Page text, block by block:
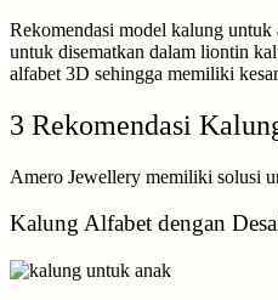
Rekomendasi model kalung untuk
untuk disematkan dalam liontin
alfabet 3D sehingga memiliki
3 Rekomendasi
Amero Jewellery memiliki solusi
Kalung Alfabet dengan